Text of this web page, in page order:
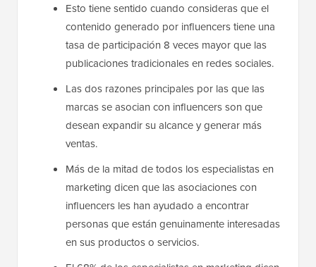
Esto tiene sentido cuando consideras que el
contenido generado por influencers tiene una
tasa de participación 8 veces mayor que las
publicaciones tradicionales en redes sociales.
Las dos razones principales por las que las
marcas se asocian con influencers son que
desean expandir su alcance y generar más
ventas.
Más de la mitad de todos los especialistas en
marketing dicen que las asociaciones con
influencers les han ayudado a encontrar
personas que están genuinamente interesadas
en sus productos o servicios.